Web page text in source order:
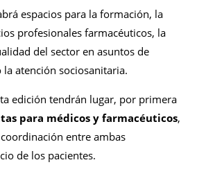
espacios para la formación, la
profesionales farmacéuticos, la
del sector en asuntos de
atención sociosanitaria.
edición tendrán lugar, por primera
para médicos y farmacéuticos,
entre ambas
de los pacientes.